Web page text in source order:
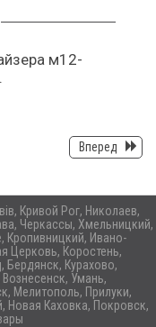
м12-
Вперед
Кривой Рог, Николаев,
Черкассы, Хмельницкий,
Ивано-
Церковь, Коростень,
Бердянск, Курахово,
Умань,
Мелитополь, Прилуки,
Новая Каховка, Покровск,